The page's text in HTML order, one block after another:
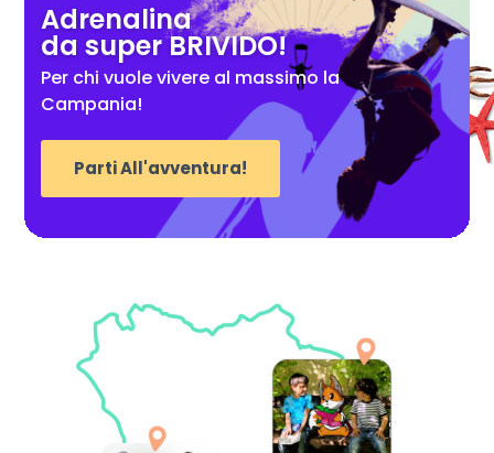
Adrenalina
da super BRIVIDO!
Per chi vuole vivere al massimo la
Campania!
Parti All'avventura!